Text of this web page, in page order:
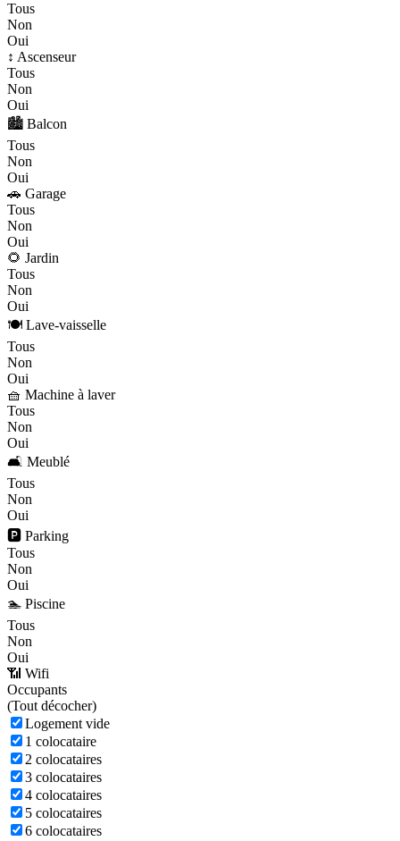
Tous
Non
Oui
↕️ Ascenseur
Tous
Non
Oui
🏙️ Balcon
Tous
Non
Oui
🚗 Garage
Tous
Non
Oui
🌻 Jardin
Tous
Non
Oui
🍽️ Lave-vaisselle
Tous
Non
Oui
🧺 Machine à laver
Tous
Non
Oui
🛋️ Meublé
Tous
Non
Oui
🅿️ Parking
Tous
Non
Oui
🏊 Piscine
Tous
Non
Oui
📶 Wifi
Occupants
(Tout décocher)
Logement vide
1 colocataire
2 colocataires
3 colocataires
4 colocataires
5 colocataires
6 colocataires